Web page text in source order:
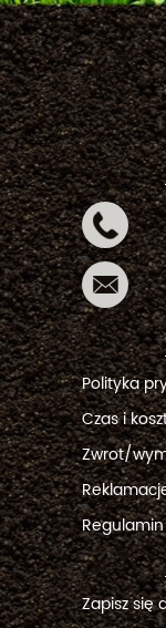
Polityka
Czas i
Zwrot/
Regulamin
Zapisz się